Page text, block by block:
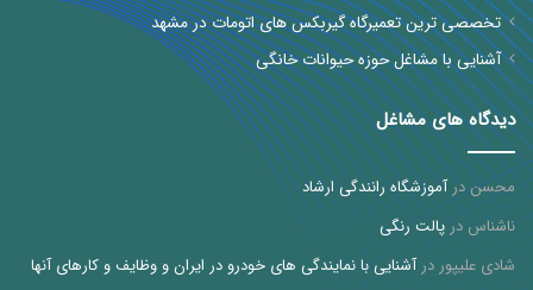
تخصصی ترین تعمیرگاه گیربکس های اتومات در مشهد
آشنایی با مشاغل حوزه حیوانات خانگی
دیدگاه های مشاغل
محسندرآموزشگاه رانندگی ارشاد
ناشناس در پالت رنگی
شادی علیپور درآشنایی با نمایندگی های خودرو در ایران و وظایف و کارهای آنها